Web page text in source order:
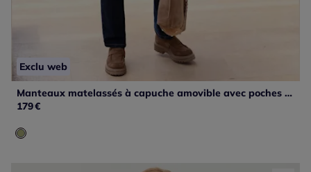
Exclu web
Manteaux matelassés à capuche amovible avec poches pratiques
179€